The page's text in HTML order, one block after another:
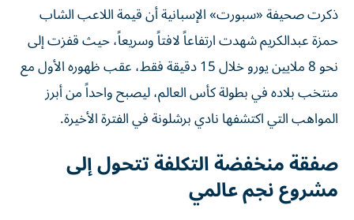
ذكرت صحيفة «سبورت» الإسبانية أن قيمة اللاعب الشاب
حمزة عبدالكريم شهدت ارتفاعاً لافتاً وسريعاً، حيث قفزت إلى
نحو 8 ملايين يورو خلال 15 دقيقة فقط، عقب ظهوره الأول مع
منتخب بلاده في بطولة كأس العالم، ليصبح واحداً من أبرز
المواهب التي اكتشفها نادي برشلونة في الفترة الأخيرة.
صفقة منخفضة التكلفة تتحول إلى
مشروع نجم عالمي